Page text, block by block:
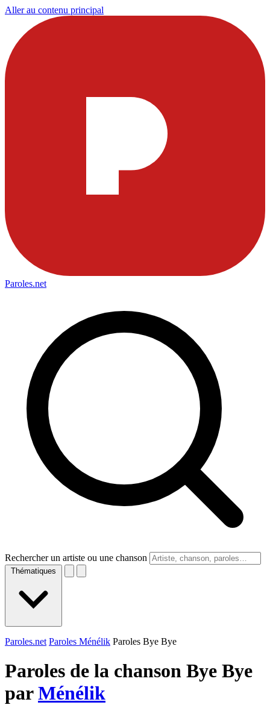
Aller au contenu principal
Paroles.net
Rechercher un artiste ou une chanson
Thématiques
Paroles.net Paroles Ménélik Paroles Bye Bye
Paroles de la chanson Bye Bye
parMénélik